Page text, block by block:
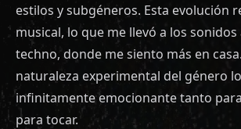
estilos y subgéneros. Esta evolución
musical, lo que me llevó a los
techno, donde me siento más en
naturaleza experimental del género
infinitamente emocionante tanto
para tocar.